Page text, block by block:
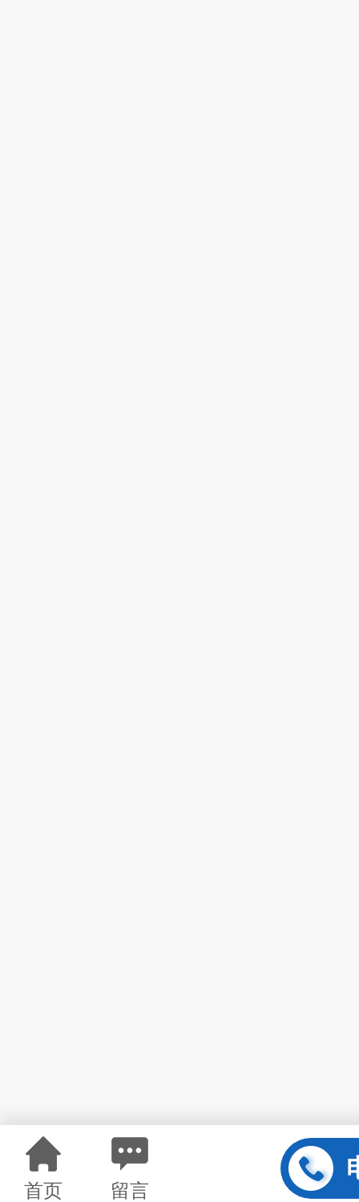
首页 留言